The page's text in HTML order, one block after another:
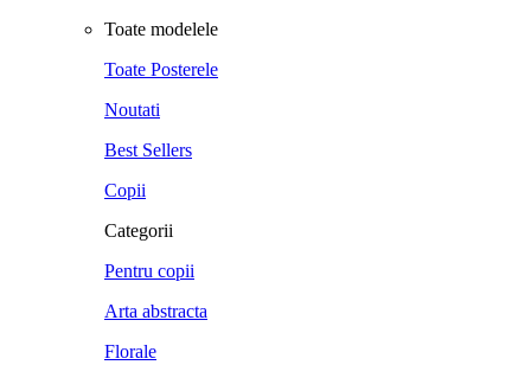
Toate modelele
Toate Posterele
Noutati
Best Sellers
Copii
Categorii
Pentru copii
Arta abstracta
Florale